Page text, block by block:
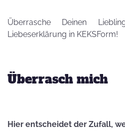
Überrasche Deinen
Liebeserklärung in KEKSForm!
Überrasch mich
Hier entscheidet der Zufall,